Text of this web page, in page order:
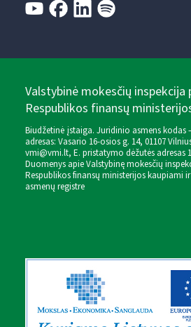
Valstybinė mokesčių inspekcija
Respublikos finansų
Biudžetinė įstaiga. Juridinio asmens kodas
adresas: Vasario 16-osios g. 14, 01107
vmi@vmi.lt, E. pristatymo dėžutės adresas
Duomenys apie Valstybinę mokesčių
Respublikos finansų ministerijos kaupiami
asmenų registre